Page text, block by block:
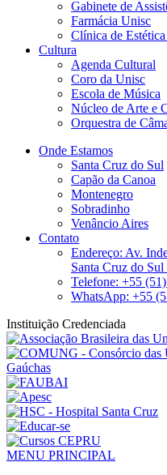
Gabinete de
Farmácia Unisc
Clínica de
Cultura
Agenda Cultural
Coro da Unisc
Escola de Música
Núcleo de Arte e
Orquestra de
Onde Estamos
Santa Cruz do Sul
Capão da Canoa
Montenegro
Sobradinho
Venâncio Aires
Contato
Endereço: Av.
Santa Cruz do
Telefone: +55
WhatsApp: +55
Instituição Credenciada
MENU PRINCIPAL